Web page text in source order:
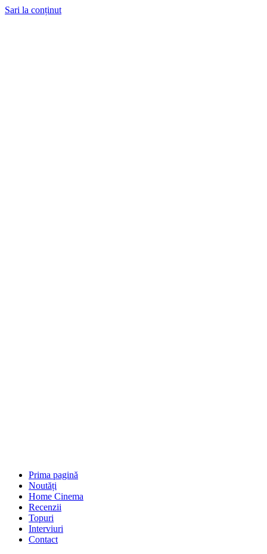
Sari la conținut
Prima pagină
Noutăți
Home Cinema
Recenzii
Topuri
Interviuri
Contact